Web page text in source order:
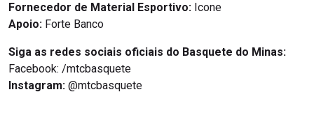
Fornecedor de Material Esportivo: Icone
Apoio: Forte Banco
Siga as redes sociais oficiais do Basquete do Minas:
Facebook: /mtcbasquete
Instagram: @mtcbasquete